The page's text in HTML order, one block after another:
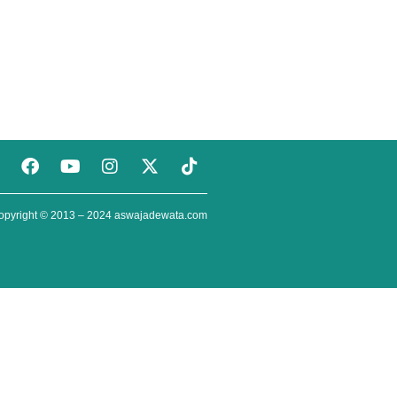
© 2013 – 2024 aswajadewata.com